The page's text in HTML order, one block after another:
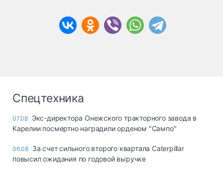
Спецтехника
07.08 Экс-директора Онежского тракторного завода в
Карелии посмертно наградили орденом "Сампо"
06.08 За счет сильного второго квартала Caterpillar
повысил ожидания по годовой выручке